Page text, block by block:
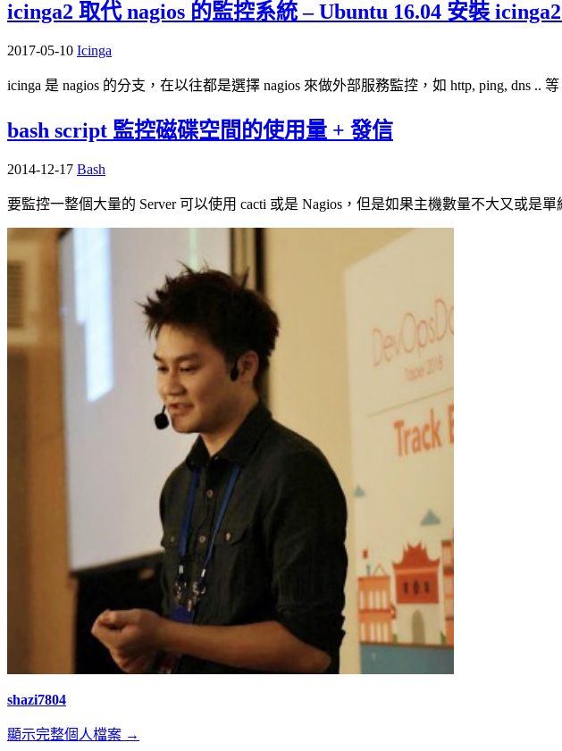
icinga2 取代 nagios 的監控系統 – Ubuntu 16.04 安裝
2017-05-10 Icinga
icinga 是 nagios 的分支，在以往都是選擇 nagios 來做外部服務監控，如 http, ping, dns ..
bash script 監控磁碟空間的使用量 + 發信
2014-12-17 Bash
要監控一整個大量的 Server 可以使用 cacti 或是 Nagios，但是如果主機數量不大又或是
shazi7804
顯示完整個人檔案 →